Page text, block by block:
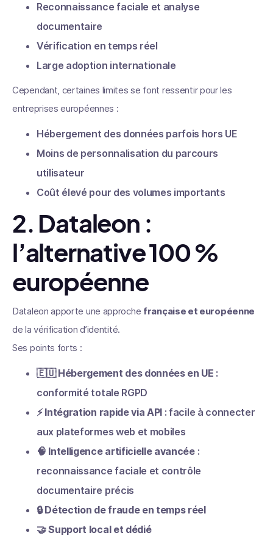
Reconnaissance faciale et analyse
documentaire
Vérification en temps réel
Large adoption internationale
Cependant, certaines limites se font ressentir pour les
entreprises européennes :
Hébergement des données parfois hors UE
Moins de personnalisation du parcours
utilisateur
Coût élevé pour des volumes importants
2. Dataleon :
l’alternative 100 %
européenne
Dataleon apporte une approche française et européenne
de la vérification d’identité.
Ses points forts :
🇪🇺Hébergement des données en UE :
conformité totale RGPD
⚡ Intégration rapide via API : facile à connecter
aux plateformes web et mobiles
🧠 Intelligence artificielle avancée:
reconnaissance faciale et contrôle
documentaire précis
🔒Détection de fraude en temps réel
🤝Support local et dédié